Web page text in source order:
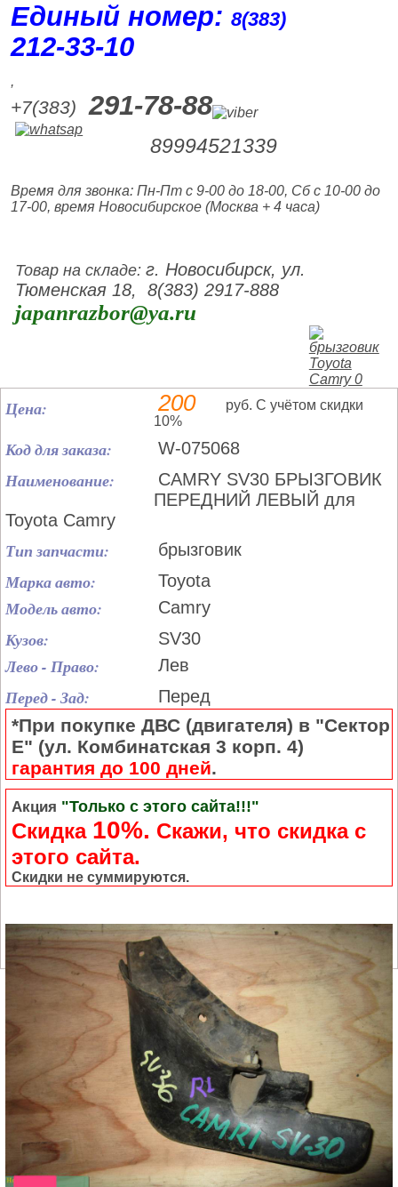
Единый номер:8(383)
212‑33‑10
,
+7(383) 291-78-88
89994521339
Время для звонка: Пн-Пт с 9-00 до 18-00, Сб с 10-00 до
17-00, время Новосибирское (Москва + 4 часа)
Товар на складе:г. Новосибирск, ул.
Тюменская 18, 8(383) 2917-888
japanrazbor@ya.ru
Цена: 200
руб. С учётом скидки
10%
Код для заказа: W-075068
Наименование:
CAMRY SV30 БРЫЗГОВИК
ПЕРЕДНИЙ ЛЕВЫЙ для
Toyota Camry
Тип запчасти: брызговик
Марка авто: Toyota
Модель авто: Camry
Кузов: SV30
Лево - Право: Лев
Перед - Зад: Перед
*При покупке ДВС (двигателя) в "Сектор
Е" (ул. Комбинатская 3 корп. 4)
гарантия до 100 дней.
Акция "Только с этого сайта!!!"
Скидка 10%. Cкажи, что скидка с
этого сайта.
Скидки не суммируются.